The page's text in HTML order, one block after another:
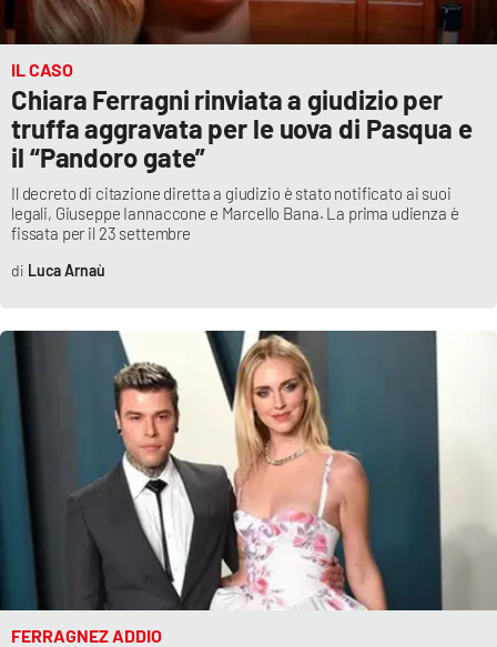
IL CASO
Chiara Ferragni rinviata a giudizio per
truffa aggravata per le uova di Pasqua e
il “Pandoro gate”
Il decreto di citazione diretta a giudizio è stato notificato ai suoi
legali, Giuseppe Iannaccone e Marcello Bana. La prima udienza è
fissata per il 23 settembre
Luca Arnaù
FERRAGNEZ ADDIO